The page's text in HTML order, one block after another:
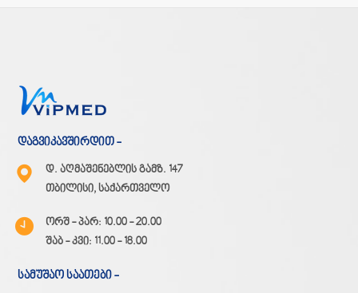
დაგვიკავშირდით -
დ. აღმაშენებლის გამზ. 147
თბილისი, საქართველო
ორშ - პარ: 10.00 - 20.00
შაბ - კვი: 11.00 - 18.00
სამუშაო საათები -